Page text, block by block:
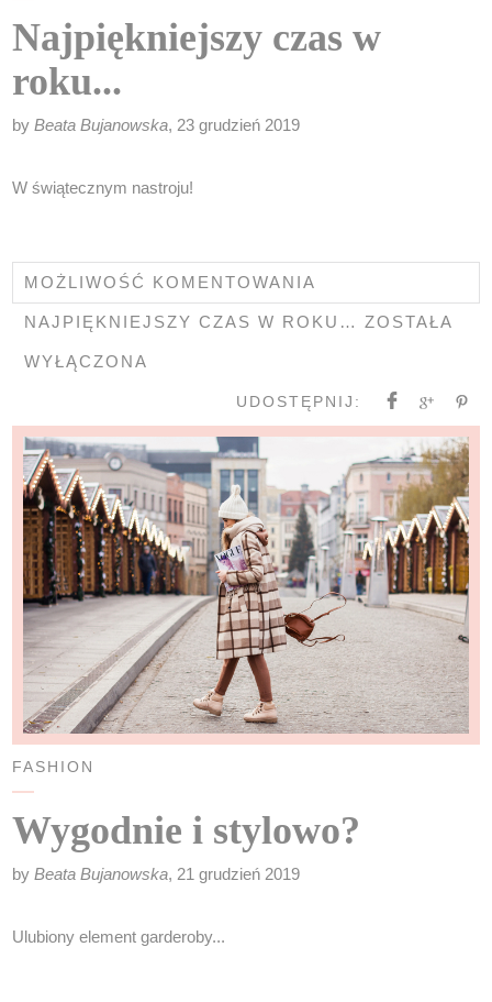
Najpiękniejszy czas w
roku...
byBeata Bujanowska, 23 grudzień 2019
W świątecznym nastroju!
MOŻLIWOŚĆ KOMENTOWANIA
NAJPIĘKNIEJSZY CZAS W ROKU… ZOSTAŁA
WYŁĄCZONA
UDOSTĘPNIJ:
FASHION
Wygodnie i stylowo?
byBeata Bujanowska, 21 grudzień 2019
Ulubiony element garderoby...